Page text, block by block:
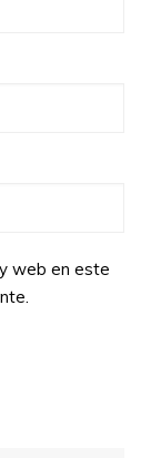
web en este